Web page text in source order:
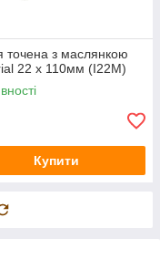
точена з маслянкою
22 x 110мм (I22M)
Купити